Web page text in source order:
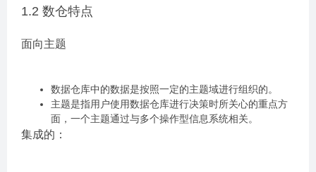
1.2 数仓特点
面向主题
数据仓库中的数据是按照一定的主题域进行组织的。
主题是指用户使用数据仓库进行决策时所关心的重点方
面，一个主题通过与多个操作型信息系统相关。
集成的：